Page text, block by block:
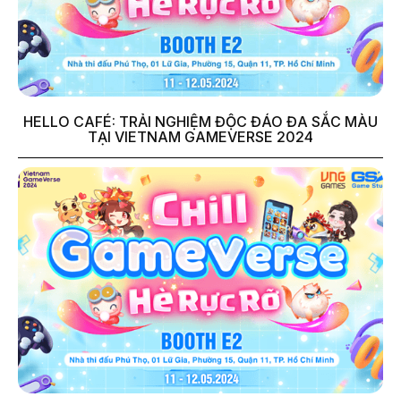
HELLO CAFÉ: TRẢI NGHIỆM ĐỘC ĐÁO ĐA SẮC MÀU
TẠI VIETNAM GAMEVERSE 2024